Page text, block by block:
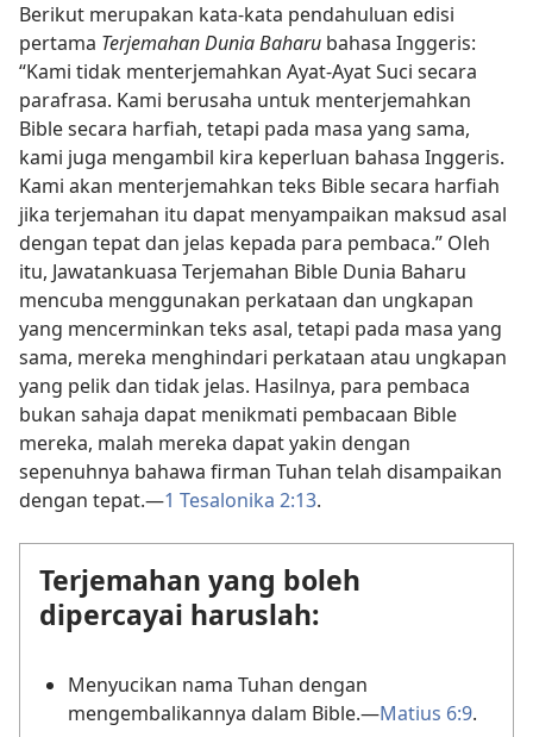
Berikut merupakan kata-kata pendahuluan edisi
pertama Terjemahan Dunia Baharu bahasa Inggeris:
“Kami tidak menterjemahkan Ayat-Ayat Suci secara
parafrasa. Kami berusaha untuk menterjemahkan
Bible secara harfiah, tetapi pada masa yang sama,
kami juga mengambil kira keperluan bahasa Inggeris.
Kami akan menterjemahkan teks Bible secara harfiah
jika terjemahan itu dapat menyampaikan maksud asal
dengan tepat dan jelas kepada para pembaca.” Oleh
itu, Jawatankuasa Terjemahan Bible Dunia Baharu
mencuba menggunakan perkataan dan ungkapan
yang mencerminkan teks asal, tetapi pada masa yang
sama, mereka menghindari perkataan atau ungkapan
yang pelik dan tidak jelas. Hasilnya, para pembaca
bukan sahaja dapat menikmati pembacaan Bible
mereka, malah mereka dapat yakin dengan
sepenuhnya bahawa firman Tuhan telah disampaikan
dengan tepat.—1 Tesalonika 2:13.
Terjemahan yang boleh
dipercayai haruslah:
Menyucikan nama Tuhan dengan
mengembalikannya dalam Bible.—Matius 6:9.